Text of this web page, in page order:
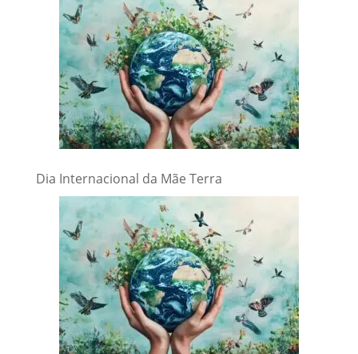
Dia Internacional da Mãe Terra